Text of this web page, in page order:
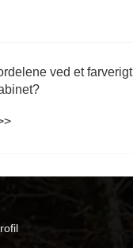
ved et farverigt